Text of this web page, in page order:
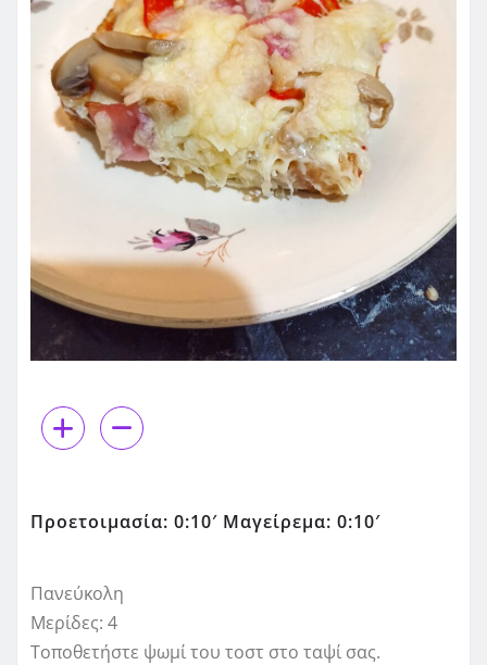
Προετοιμασία: 0:10′ Μαγείρεμα: 0:10′
Πανεύκολη
Μερίδες: 4
Τοποθετήστε ψωμί του τοστ στο ταψί σας.